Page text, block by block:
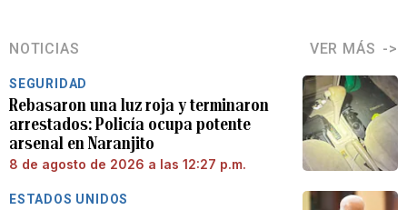
NOTICIAS VER MÁS
SEGURIDAD
Rebasaron una luz roja y terminaron
arrestados: Policía ocupa potente
arsenal en Naranjito
8 de agosto de 2026 a las 12:27 p.m.
ESTADOS UNIDOS